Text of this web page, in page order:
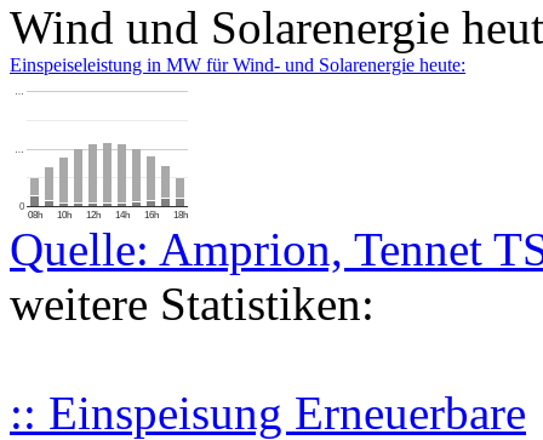
Wind und Solarenergie
Einspeiseleistung in MW für Wind- und Solarenergie heute:
08h 10h 12h 14h 16h 18h
0
…
…
Quelle: Amprion, Tennet
weitere Statistiken:
:: Einspeisung Erneuerbare